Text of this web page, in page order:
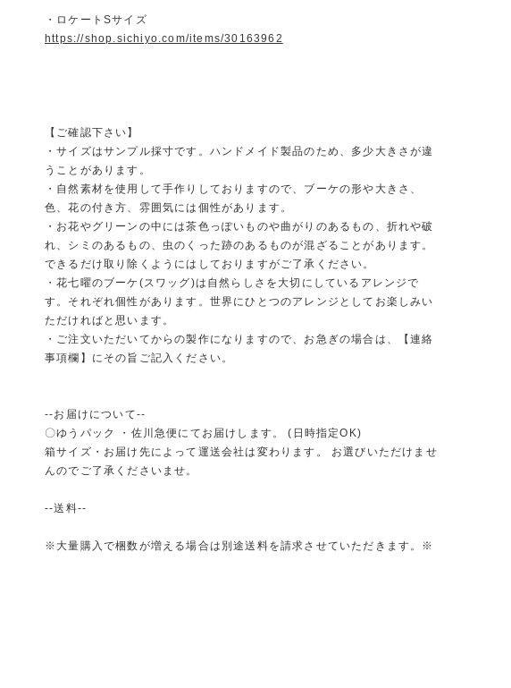
・ロケートSサイズ
https://shop.sichiyo.com/items/30163962
【ご確認下さい】
・サイズはサンプル採寸です。ハンドメイド製品のため、多少大きさが違
うことがあります。
・自然素材を使用して手作りしておりますので、ブーケの形や大きさ、
色、花の付き方、雰囲気には個性があります。
・お花やグリーンの中には茶色っぽいものや曲がりのあるもの、折れや破
れ、シミのあるもの、虫のくった跡のあるものが混ざることがあります。
できるだけ取り除くようにはしておりますがご了承ください。
・花七曜のブーケ(スワッグ)は自然らしさを大切にしているアレンジで
す。それぞれ個性があります。世界にひとつのアレンジとしてお楽しみい
ただければと思います。
・ご注文いただいてからの製作になりますので、お急ぎの場合は、【連絡
事項欄】にその旨ご記入ください。
--お届けについて--
〇ゆうパック ・佐川急便にてお届けします。 (日時指定OK)
箱サイズ・お届け先によって運送会社は変わります。 お選びいただけませ
んのでご了承くださいませ。
--送料--
※大量購入で梱数が増える場合は別途送料を請求させていただきます。※